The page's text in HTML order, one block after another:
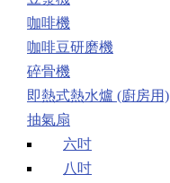
咖啡機
咖啡豆研磨機
碎骨機
即熱式熱水爐 (廚房用)
抽氣扇
六吋
八吋